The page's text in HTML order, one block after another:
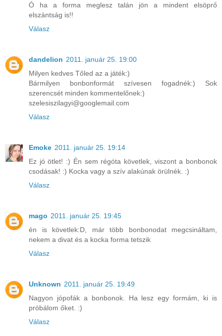
Ó ha a forma meglesz talán jön a mindent elsöprő
elszántság is!!
Válasz
dandelion 2011. január 25. 19:00
Milyen kedves Tőled az a játék:)
Bármilyen bonbonformát szívesen fogadnék:) Sok
szerencsét minden kommentelőnek:)
szelesiszilagyi@googlemail.com
Válasz
Emoke 2011. január 25. 19:14
Ez jó ötlet! :) Én sem régóta követlek, viszont a bonbonok
csodásak! :) Kocka vagy a szív alakúnak örülnék. :)
Válasz
mago 2011. január 25. 19:45
én is követlek:D, már több bonbonodat megcsináltam,
nekem a divat és a kocka forma tetszik
Válasz
Unknown 2011. január 25. 19:49
Nagyon jópofák a bonbonok. Ha lesz egy formám, ki is
próbálom őket. :)
Válasz